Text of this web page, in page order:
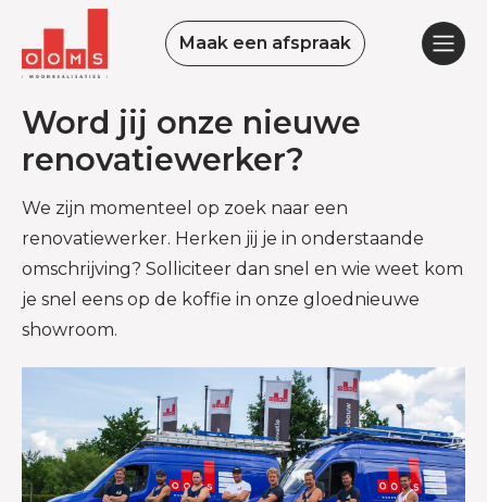
Maak een afspraak
Word jij onze nieuwe
renovatiewerker?
We zijn momenteel op zoek naar een
renovatiewerker. Herken jij je in onderstaande
omschrijving? Solliciteer dan snel en wie weet kom
je snel eens op de koffie in onze gloednieuwe
showroom.